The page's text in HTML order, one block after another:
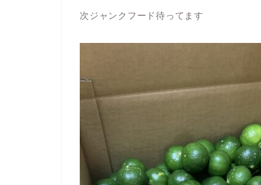
次ジャンクフード待ってます